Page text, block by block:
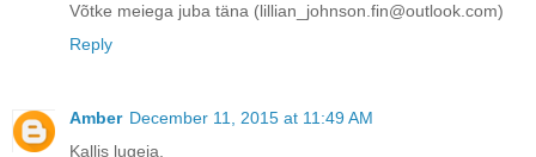
Võtke meiega juba täna (lillian_johnson.fin@outlook.com)
Reply
Amber December 11, 2015 at 11:49 AM
Kallis lugeja,